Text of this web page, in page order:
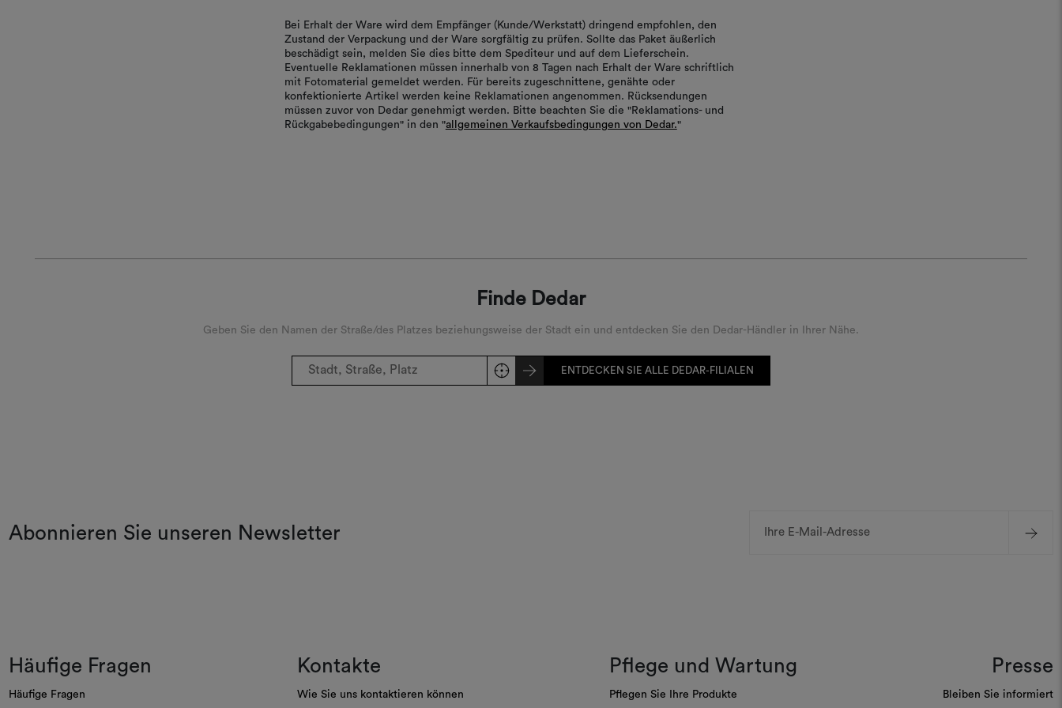
Bei Erhalt der Ware wird dem Empfänger (Kunde/Werkstatt) dringend empfohlen, den
Zustand der Verpackung und der Ware sorgfältig zu prüfen. Sollte das Paket äußerlich
beschädigt sein, melden Sie dies bitte dem Spediteur und auf dem Lieferschein.
Eventuelle Reklamationen müssen innerhalb von 8 Tagen nach Erhalt der Ware schriftlich
mit Fotomaterial gemeldet werden. Für bereits zugeschnittene, genähte oder
konfektionierte Artikel werden keine Reklamationen angenommen. Rücksendungen
müssen zuvor von Dedar genehmigt werden. Bitte beachten Sie die "Reklamations- und
Rückgabebedingungen" in den "allgemeinen Verkaufsbedingungen von Dedar."
Finde Dedar
Geben Sie den Namen der Straße/des Platzes beziehungsweise der Stadt ein und entdecken Sie den Dedar-Händler in Ihrer Nähe.
ENTDECKEN SIE ALLE DEDAR-FILIALEN
Abonnieren Sie unseren Newsletter
Mail-
Häufige Fragen
Häufige Fragen
Kontakte
Wie Sie uns kontaktieren können
Pflege und Wartung
Pflegen Sie Ihre Produkte
Presse
Bleiben Sie informiert